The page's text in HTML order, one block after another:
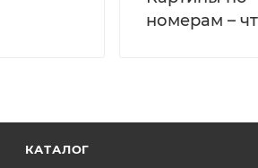
номерам –
КАТАЛОГ